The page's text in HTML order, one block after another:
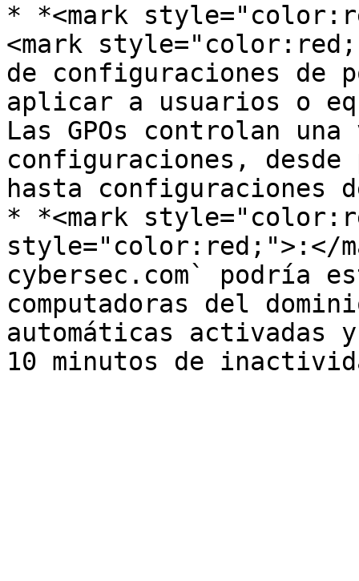
* *<mark
<mark
de configuraciones de
aplicar a usuarios o
Las GPOs controlan
configuraciones,
hasta configuraciones
* *<mark
style="color:red;">:</
cybersec.com` podría
computadoras del
automáticas activadas